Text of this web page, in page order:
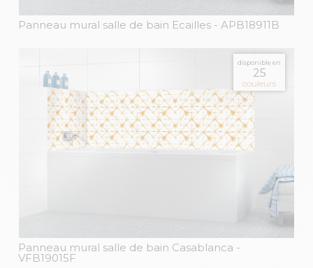
Panneau mural salle de bain Ecailles - APB18911B
disponible en
25
couleurs
Panneau mural salle de bain Casablanca -
VFB19015F